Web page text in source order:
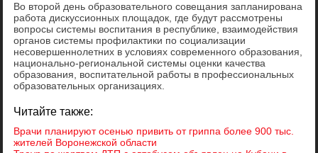
Во второй день образовательного совещания запланирована
работа дискуссионных площадок, где будут рассмотрены
вопросы системы воспитания в республике, взаимодействия
органов системы профилактики по социализации
несовершеннолетних в условиях современного образования,
национально-региональной системы оценки качества
образования, воспитательной работы в профессиональных
образовательных организациях.
Читайте также:
Врачи планируют осенью привить от гриппа более 900 тыс.
жителей Воронежской области